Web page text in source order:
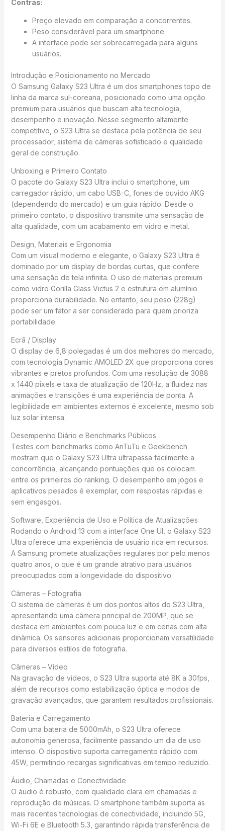
Contras:
Preço elevado em comparação a concorrentes.
Peso considerável para um smartphone.
A interface pode ser sobrecarregada para alguns
usuários.
Introdução e Posicionamento no Mercado
O Samsung Galaxy S23 Ultra é um dos smartphones topo de
linha da marca sul-coreana, posicionado como uma opção
premium para usuários que buscam alta tecnologia,
desempenho e inovação. Nesse segmento altamente
competitivo, o S23 Ultra se destaca pela potência de seu
processador, sistema de câmeras sofisticado e qualidade
geral de construção.
Unboxing e Primeiro Contato
O pacote do Galaxy S23 Ultra inclui o smartphone, um
carregador rápido, um cabo USB-C, fones de ouvido AKG
(dependendo do mercado) e um guia rápido. Desde o
primeiro contato, o dispositivo transmite uma sensação de
alta qualidade, com um acabamento em vidro e metal.
Design, Materiais e Ergonomia
Com um visual moderno e elegante, o Galaxy S23 Ultra é
dominado por um display de bordas curtas, que confere
uma sensação de tela infinita. O uso de materiais premium
como vidro Gorilla Glass Victus 2 e estrutura em alumínio
proporciona durabilidade. No entanto, seu peso (228g)
pode ser um fator a ser considerado para quem prioriza
portabilidade.
Ecrã / Display
O display de 6,8 polegadas é um dos melhores do mercado,
com tecnologia Dynamic AMOLED 2X que proporciona cores
vibrantes e pretos profundos. Com uma resolução de 3088
x 1440 pixels e taxa de atualização de 120Hz, a fluidez nas
animações e transições é uma experiência de ponta. A
legibilidade em ambientes externos é excelente, mesmo sob
luz solar intensa.
Desempenho Diário e Benchmarks Públicos
Testes com benchmarks como AnTuTu e Geekbench
mostram que o Galaxy S23 Ultra ultrapassa facilmente a
concorrência, alcançando pontuações que os colocam
entre os primeiros do ranking. O desempenho em jogos e
aplicativos pesados é exemplar, com respostas rápidas e
sem engasgos.
Software, Experiência de Uso e Política de Atualizações
Rodando o Android 13 com a interface One UI, o Galaxy S23
Ultra oferece uma experiência de usuário rica em recursos.
A Samsung promete atualizações regulares por pelo menos
quatro anos, o que é um grande atrativo para usuários
preocupados com a longevidade do dispositivo.
Câmeras – Fotografia
O sistema de câmeras é um dos pontos altos do S23 Ultra,
apresentando uma câmera principal de 200MP, que se
destaca em ambientes com pouca luz e em cenas com alta
dinâmica. Os sensores adicionais proporcionam versatilidade
para diversos estilos de fotografia.
Câmeras – Vídeo
Na gravação de vídeos, o S23 Ultra suporta até 8K a 30fps,
além de recursos como estabilização óptica e modos de
gravação avançados, que garantem resultados profissionais.
Bateria e Carregamento
Com uma bateria de 5000mAh, o S23 Ultra oferece
autonomia generosa, facilmente passando um dia de uso
intenso. O dispositivo suporta carregamento rápido com
45W, permitindo recargas significativas em tempo reduzido.
Áudio, Chamadas e Conectividade
O áudio é robusto, com qualidade clara em chamadas e
reprodução de músicas. O smartphone também suporta as
mais recentes tecnologias de conectividade, incluindo 5G,
Wi-Fi 6E e Bluetooth 5.3, garantindo rápida transferência de